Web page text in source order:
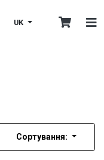
UK
Сортування: